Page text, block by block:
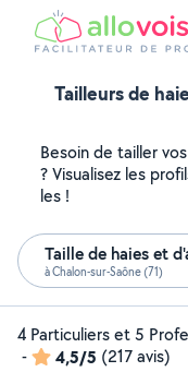
Tailleurs de
Besoin de tailler
? Visualisez les
les !
Taille de haies et
à Chalon-sur-Saône (71)
4 Particuliers et 5
-
4,5/5 (217 avis)